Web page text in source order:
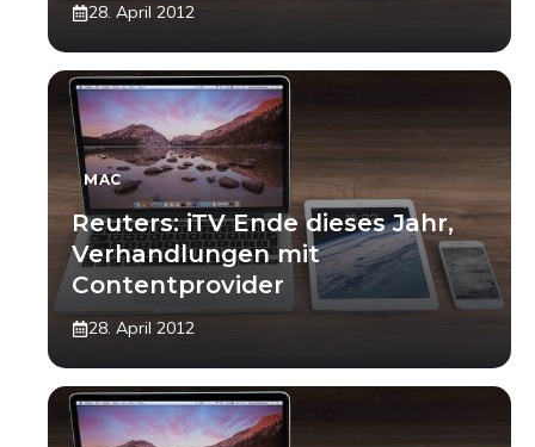
28. April 2012
MAC
Reuters: iTV Ende dieses Jahr,
Verhandlungen mit
Contentprovider
28. April 2012